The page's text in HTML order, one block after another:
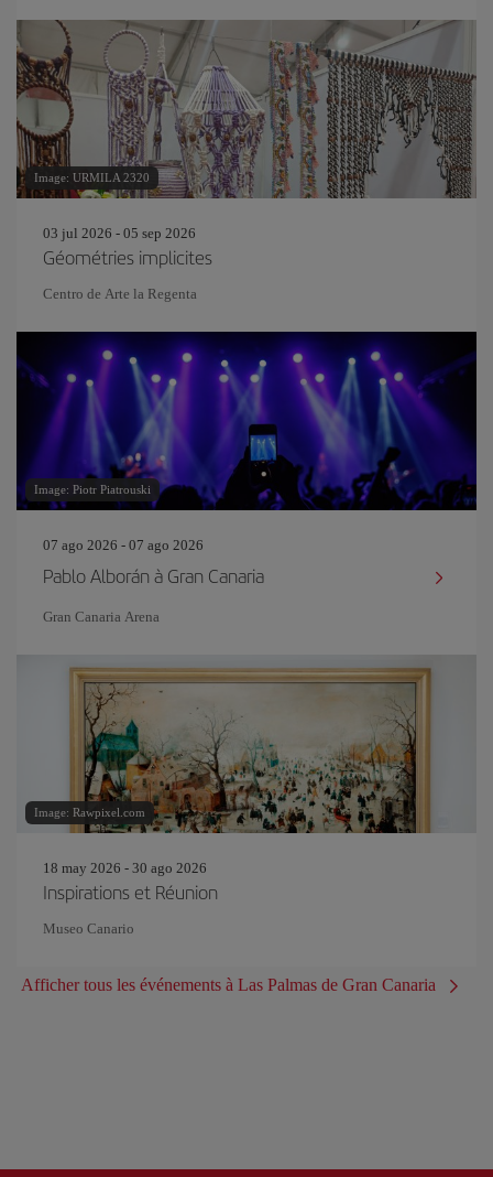
Image: URMILA 2320
03 jul 2026 - 05 sep 2026
Géométries implicites
Centro de Arte la Regenta
Image: Piotr Piatrouski
07 ago 2026 - 07 ago 2026
Pablo Alborán à Gran Canaria
Gran Canaria Arena
Image: Rawpixel.com
18 may 2026 - 30 ago 2026
Inspirations et Réunion
Museo Canario
Afficher tous les événements à Las Palmas de Gran Canaria